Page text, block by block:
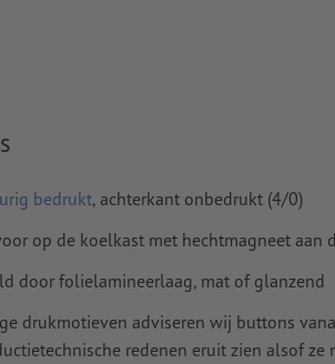
correct?
bedrukt, achterkant onbedrukt (4/0)
op de koelkast met hechtmagneet aan
door folielamineerlaag, mat of glanzend
drukmotieven adviseren wij buttons
redenen eruit zien alsof ze